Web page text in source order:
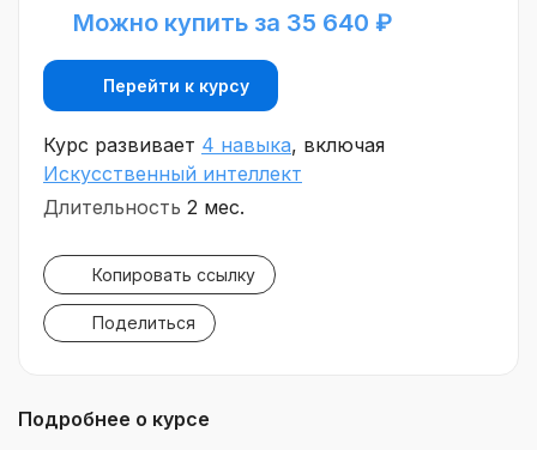
Можно купить за 35 640 ₽
Перейти к курсу
Курс развивает 4 навыка, включая
Искусственный интеллект
Длительность 2 мес.
Копировать ссылку
Поделиться
Подробнее о курсе